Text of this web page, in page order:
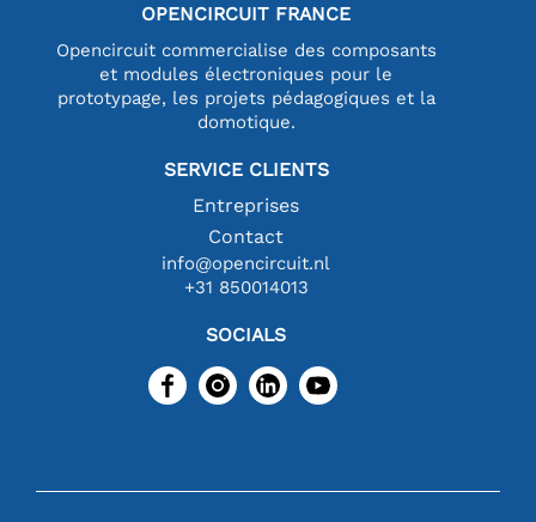
OPENCIRCUIT FRANCE
Opencircuit commercialise des composants
et modules électroniques pour le
prototypage, les projets pédagogiques et la
domotique.
SERVICE CLIENTS
Entreprises
Contact
info@opencircuit.nl
+31 850014013
SOCIALS